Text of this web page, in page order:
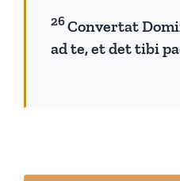
26Convertat
ad te, et det tibi